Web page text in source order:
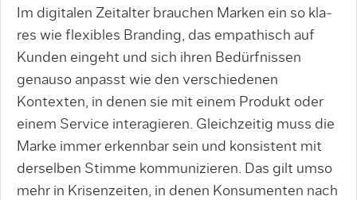
Im digitalen Zeitalter brauchen Marken ein so kla­
res wie flexibles Branding, das empathisch auf
Kun­den eingeht und sich ihren Bedürfnissen
genauso anpasst wie den verschiedenen
Kontexten, in denen sie mit einem Produkt oder
einem Service interagie­ren. Gleichzeitig muss die
Marke immer erkennbar sein und konsistent mit
derselben Stimme kommu­nizieren. Das gilt umso
mehr in Krisenzeiten, in de­nen Konsumenten nach